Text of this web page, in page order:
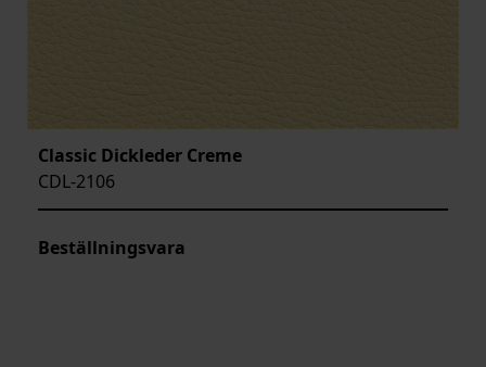
Classic Dickleder Creme
CDL-2106
Beställningsvara